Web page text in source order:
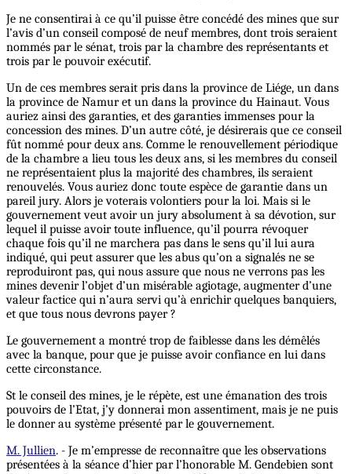
Je ne consentirai à ce qu’il puisse être concédé des mines que sur
l’avis d’un conseil composé de neuf membres, dont trois seraient
nommés par le sénat, trois par la chambre des représentants et
trois par le pouvoir exécutif.
Un de ces membres serait pris dans la province de Liége, un dans
la province de Namur et un dans la province du Hainaut. Vous
auriez ainsi des garanties, et des garanties immenses pour la
concession des mines. D’un autre côté, je désirerais que ce conseil
fût nommé pour deux ans. Comme le renouvellement périodique
de la chambre a lieu tous les deux ans, si les membres du conseil
ne représentaient plus la majorité des chambres, ils seraient
renouvelés. Vous auriez donc toute espèce de garantie dans un
pareil jury. Alors je voterais volontiers pour la loi. Mais si le
gouvernement veut avoir un jury absolument à sa dévotion, sur
lequel il puisse avoir toute influence, qu’il pourra révoquer
chaque fois qu’il ne marchera pas dans le sens qu’il lui aura
indiqué, qui peut assurer que les abus qu’on a signalés ne se
reproduiront pas, qui nous assure que nous ne verrons pas les
mines devenir l’objet d’un misérable agiotage, augmenter d’une
valeur factice qui n’aura servi qu’à enrichir quelques banquiers,
et que tous nous devrons payer ?
Le gouvernement a montré trop de faiblesse dans les démêlés
avec la banque, pour que je puisse avoir confiance en lui dans
cette circonstance.
St le conseil des mines, je le répète, est une émanation des trois
pouvoirs de l’Etat, j’y donnerai mon assentiment, mais je ne puis
le donner au système présenté par le gouvernement.
M. Jullien. - Je m’empresse de reconnaître que les observations
présentées à la séance d’hier par l’honorable M. Gendebien sont